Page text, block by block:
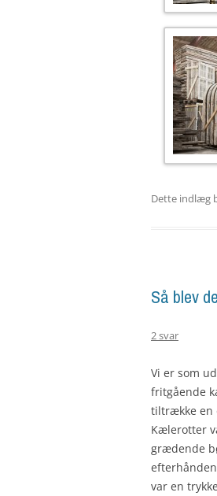
Dette indlæg
Så blev
2 svar
Vi er som
fritgående
tiltrække en
Kælerotter
grædende
var en